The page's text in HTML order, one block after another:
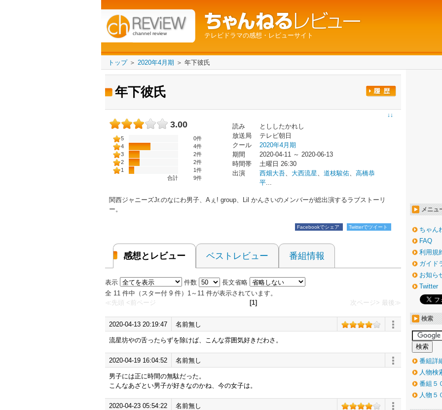
channel review テレビドラマの感想・レビューサイト
トップ＞ 2020年4月期 ＞ 年下彼氏
年下彼氏
↓↓
3.00
5
0件
4
4件
3
2件
2
2件
1
1件
合計
9件
読み
とししたかれし
放送局
テレビ朝日
クール
2020年4月期
期間
2020-04-11 ～ 2020-06-13
時間帯
土曜日 26:30
出演
西畑大吾、 大西流星、 道枝駿佑、 高橋恭
平...
関西ジャニーズJr.のなにわ男子、Aぇ! group、Lil かんさいのメンバーが総出演するラブストーリ
ー。
Facebookでシェア Twitterでツイート
感想とレビュー ベストレビュー 番組情報
表示 件数
長文省略
全 11 件中（スター付 9 件）1～11 件が表示されています。
≪先頭 <前ページ 次ページ> 最後≫
[1]
2020-04-13 20:19:47 名前無し
流星坊やの舌ったらずを除けば、こんな雰囲気好きだわさ。
2020-04-19 16:04:52 名前無し
男子には正に時間の無駄だった。
こんなあざとい男子が好きなのかね、今の女子は。
2020-04-23 05:54:22 名前無し
メニュ
ちゃん
FAQ
利用規
ガイド
お知ら
Twitter
検索
番組詳
人物検
番組５
人物５